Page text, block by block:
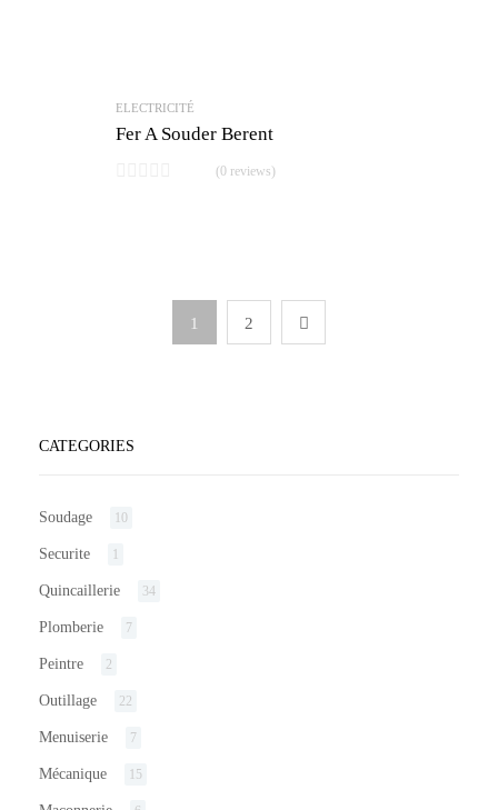
ELECTRICITÉ
Fer A Souder Berent
(0 reviews)
1 2
CATEGORIES
Soudage 10
Securite
Quincaillerie 34
Plomberie 7
Peintre 2
Outillage 22
Menuiserie 7
Mécanique 15